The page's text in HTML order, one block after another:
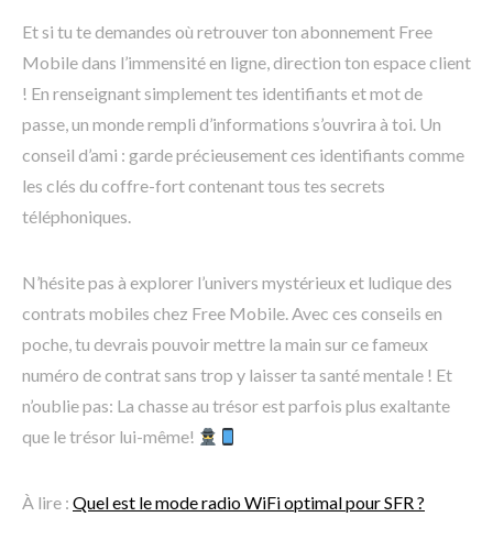
Et si tu te demandes où retrouver ton abonnement Free
Mobile dans l’immensité en ligne, direction ton espace client
! En renseignant simplement tes identifiants et mot de
passe, un monde rempli d’informations s’ouvrira à toi. Un
conseil d’ami : garde précieusement ces identifiants comme
les clés du coffre-fort contenant tous tes secrets
téléphoniques.
N’hésite pas à explorer l’univers mystérieux et ludique des
contrats mobiles chez Free Mobile. Avec ces conseils en
poche, tu devrais pouvoir mettre la main sur ce fameux
numéro de contrat sans trop y laisser ta santé mentale ! Et
n’oublie pas: La chasse au trésor est parfois plus exaltante
que le trésor lui-même!
À lire : Quel est le mode radio WiFi optimal pour SFR ?